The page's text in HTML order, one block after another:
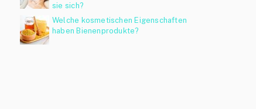
sie sich?
Welche kosmetischen Eigenschaften
haben Bienenprodukte?